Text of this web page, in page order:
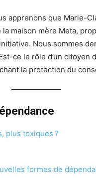
apprenons que Marie-
maison mère Meta,
Nous sommes
ce le rôle d’un citoyen
la protection du
plus toxiques ?
formes de